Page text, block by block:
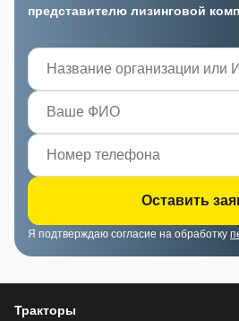
представителю лизинговой
Оставить
Я подтверждаю согласие на обработку
Тракторы